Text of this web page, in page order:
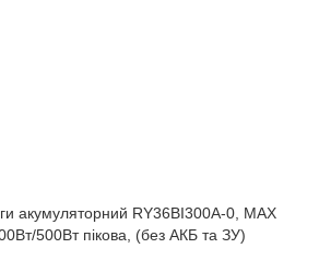
акумуляторний RY36BI300A-0, MAX
500Вт пікова, (без АКБ та ЗУ)